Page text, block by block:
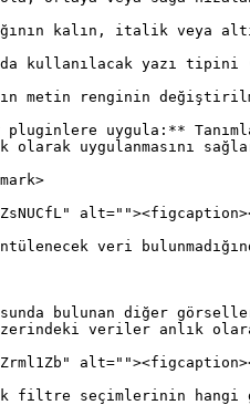
kalın, italik
kullanılacak yazı
metin renginin
uygula:**
uygulanmasını
veri
bulunan diğer
veriler anlık
filtre seçimlerinin